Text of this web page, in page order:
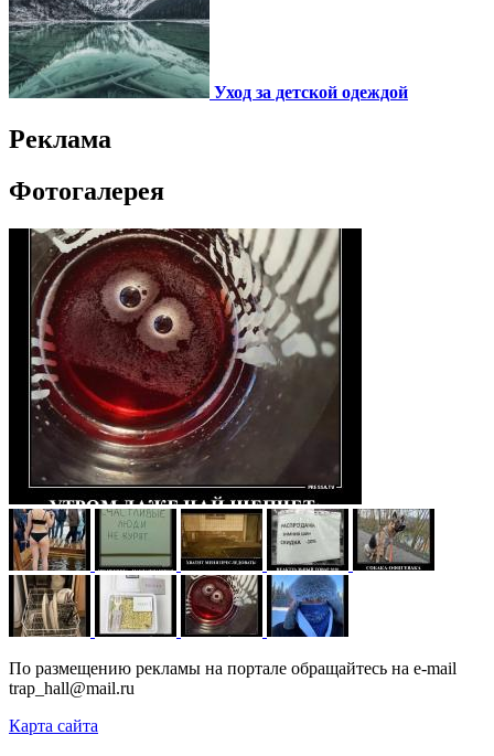
Уход за детской одеждой
Реклама
Фотогалерея
По размещению рекламы на портале обращайтесь на e-mail
trap_hall@mail.ru
Карта сайта